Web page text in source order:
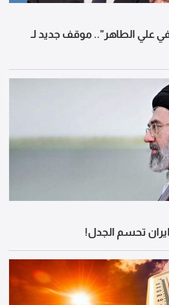
علي الطاهر".. موقف جديد لـ
تحسم الجدل!